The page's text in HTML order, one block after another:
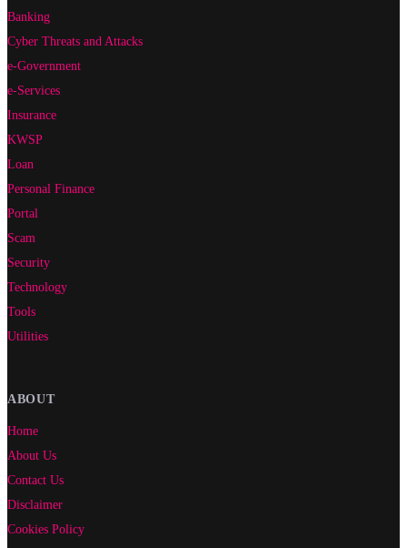
Banking
Cyber Threats and Attacks
e-Government
e-Services
Insurance
KWSP
Loan
Personal Finance
Portal
Scam
Security
Technology
Tools
Utilities
ABOUT
Home
About Us
Contact Us
Disclaimer
Cookies Policy